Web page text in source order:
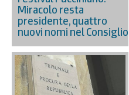
Miracolo resta
presidente, quattro
nuovi nomi nel Consiglio